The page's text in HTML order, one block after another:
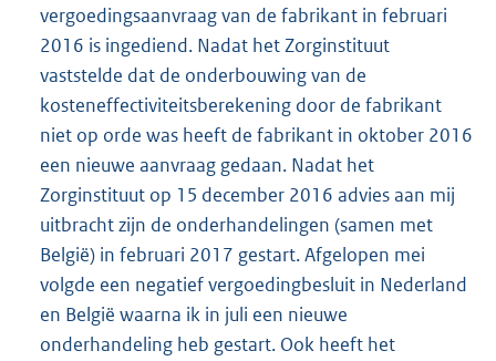
vergoedingsaanvraag van de fabrikant in februari
2016 is ingediend. Nadat het Zorginstituut
vaststelde dat de onderbouwing van de
kosteneffectiviteitsberekening door de fabrikant
niet op orde was heeft de fabrikant in oktober 2016
een nieuwe aanvraag gedaan. Nadat het
Zorginstituut op 15 december 2016 advies aan mij
uitbracht zijn de onderhandelingen (samen met
België) in februari 2017 gestart. Afgelopen mei
volgde een negatief vergoedingbesluit in Nederland
en België waarna ik in juli een nieuwe
onderhandeling heb gestart. Ook heeft het